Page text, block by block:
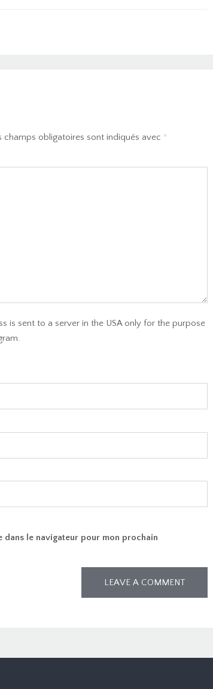
champs obligatoires sont indiqués avec *
is sent to a server in the USA only for the purpose
dans le navigateur pour mon prochain